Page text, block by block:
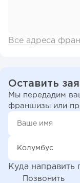
Все адреса
Оставить
Мы передадим
франшизы или
Куда направить
Позвонить